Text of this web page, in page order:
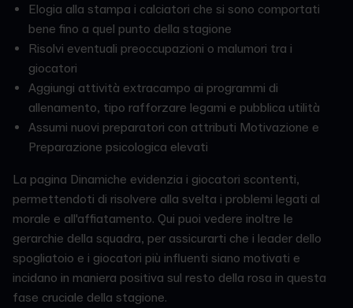
Elogia alla stampa i calciatori che si sono comportati
bene fino a quel punto della stagione
Risolvi eventuali preoccupazioni o malumori tra i
giocatori
Aggiungi attività extracampo ai programmi di
allenamento, tipo rafforzare legami e pubblica utilità
Assumi nuovi preparatori con attributi Motivazione e
Preparazione psicologica elevati
La pagina Dinamiche evidenzia i giocatori scontenti,
permettendoti di risolvere alla svelta i problemi legati al
morale e all'affiatamento. Qui puoi vedere inoltre le
gerarchie della squadra, per assicurarti che i leader dello
spogliatoio e i giocatori più influenti siano motivati e
incidano in maniera positiva sul resto della rosa in questa
fase cruciale della stagione.